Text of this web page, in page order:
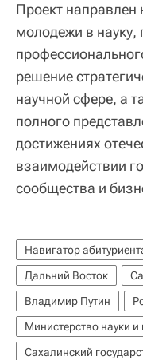
Проект направлен
молодежи в
решение
научной сфере, а
полного
достижениях
взаимодействии
сообщества и
Навигатор
Дальний Восток
Владимир Путин
Сахалинский